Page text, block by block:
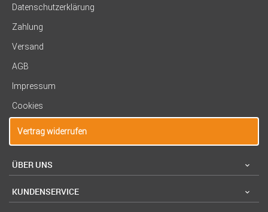
Datenschutzerklärung
Zahlung
Versand
AGB
Impressum
Cookies
Vertrag widerrufen
ÜBER UNS
KUNDENSERVICE